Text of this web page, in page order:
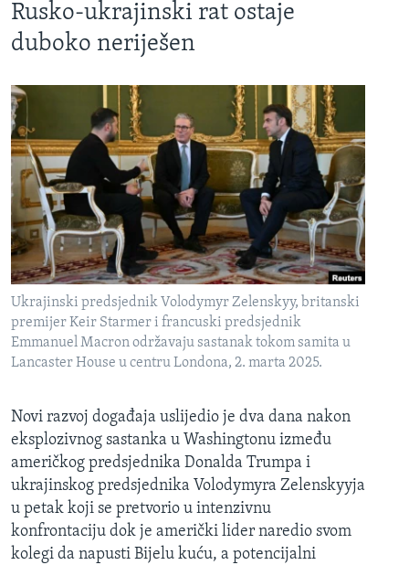
Rusko-ukrajinski rat ostaje
duboko neriješen
Ukrajinski predsjednik Volodymyr Zelenskyy, britanski
premijer Keir Starmer i francuski predsjednik
Emmanuel Macron održavaju sastanak tokom samita u
Lancaster House u centru Londona, 2. marta 2025.
Novi razvoj događaja uslijedio je dva dana nakon
eksplozivnog sastanka u Washingtonu između
američkog predsjednika Donalda Trumpa i
ukrajinskog predsjednika Volodymyra Zelenskyyja
u petak koji se pretvorio u intenzivnu
konfrontaciju dok je američki lider naredio svom
kolegi da napusti Bijelu kuću, a potencijalni